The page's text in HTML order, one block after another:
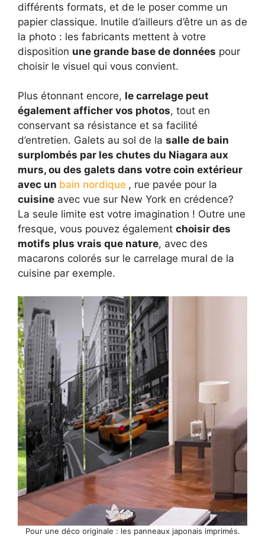
différents formats, et de le poser comme un
papier classique. Inutile d’ailleurs d’être un as de
la photo : les fabricants mettent à votre
disposition une grande base de données pour
choisir le visuel qui vous convient.
Plus étonnant encore, le carrelage peut
également afficher vos photos, tout en
conservant sa résistance et sa facilité
d’entretien. Galets au sol de la salle de bain
surplombés par les chutes du Niagara aux
murs, ou des galets dans votre coin extérieur
avec un bain nordique , rue pavée pour la
cuisine avec vue sur New York en crédence?
La seule limite est votre imagination ! Outre une
fresque, vous pouvez également choisir des
motifs plus vrais que nature, avec des
macarons colorés sur le carrelage mural de la
cuisine par exemple.
Pour une déco originale : les panneaux japonais imprimés.